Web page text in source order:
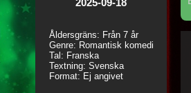
Åldersgräns: Från 7 år
Genre: Romantisk komedi
Tal: Franska
Textning: Svenska
Format: Ej angivet